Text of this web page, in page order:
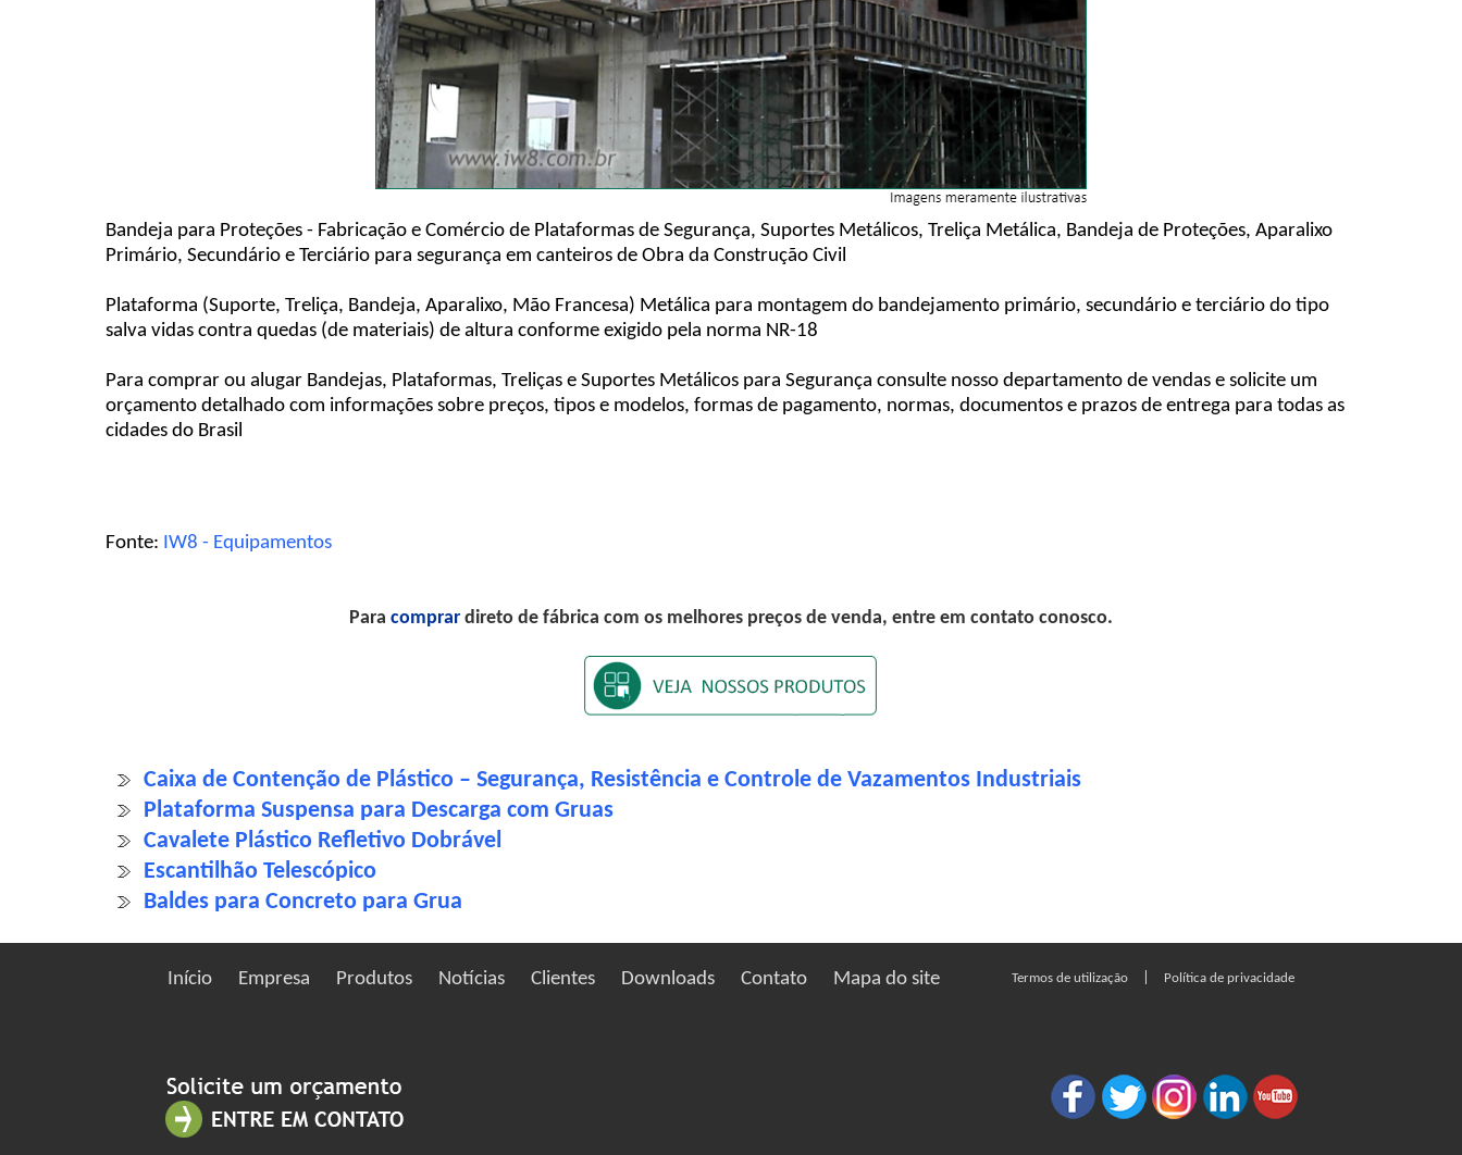
Bandeja para Proteções - Fabricação e Comércio de Plataformas de Segurança, Suportes Metálicos, Treliça Metálica, Bandeja de Proteções, Aparalixo
Primário, Secundário e Terciário para segurança em canteiros de Obra da Construção Civil
Plataforma (Suporte, Treliça, Bandeja, Aparalixo, Mão Francesa) Metálica para montagem do bandejamento primário, secundário e terciário do tipo
salva vidas contra quedas (de materiais) de altura conforme exigido pela norma NR-18
Para comprar ou alugar Bandejas, Plataformas, Treliças e Suportes Metálicos para Segurança consulte nosso departamento de vendas e solicite um
orçamento detalhado com informações sobre preços, tipos e modelos, formas de pagamento, normas, documentos e prazos de entrega para todas as
cidades do Brasil
Fonte: IW8 - Equipamentos
Para comprardireto de fábrica com os melhores preços de venda, entre em contato conosco.
Caixa de Contenção de Plástico – Segurança, Resistência e Controle de Vazamentos Industriais
Plataforma Suspensa para Descarga com Gruas
Cavalete Plástico Refletivo Dobrável
Escantilhão Telescópico
Baldes para Concreto para Grua
Início Empresa Produtos Notícias Clientes Downloads Contato Mapa do site Termos de utilização Política de privacidade